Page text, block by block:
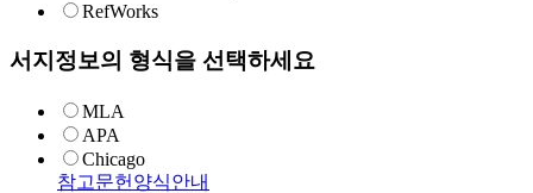
RefWorks
서지정보의 형식을 선택하세요
MLA
APA
Chicago
참고문헌양식안내